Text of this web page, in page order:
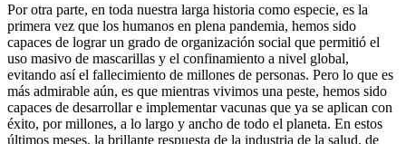
Por otra parte, en toda nuestra larga historia como especie, es la
primera vez que los humanos en plena pandemia, hemos sido
capaces de lograr un grado de organización social que permitió el
uso masivo de mascarillas y el confinamiento a nivel global,
evitando así el fallecimiento de millones de personas. Pero lo que es
más admirable aún, es que mientras vivimos una peste, hemos sido
capaces de desarrollar e implementar vacunas que ya se aplican con
éxito, por millones, a lo largo y ancho de todo el planeta. En estos
últimos meses, la brillante respuesta de la industria de la salud, de